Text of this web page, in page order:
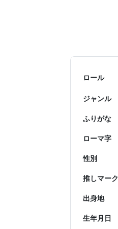
ロール
ジャンル
ふりがな
ローマ字
性別
推しマーク
出身地
生年月日